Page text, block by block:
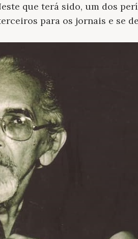
que terá sido, um dos
para os jornais e se